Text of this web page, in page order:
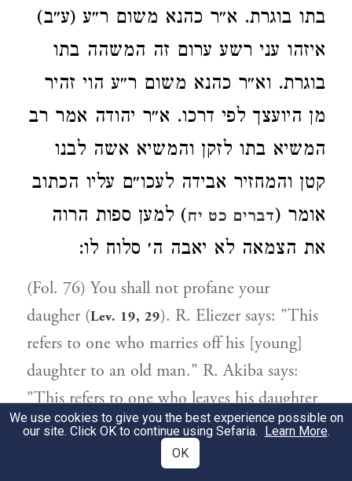
בתו בוגרת. א״ר כהנא משום ר״ע (ע״ב)
איזהו עני רשע ערום זה המשהה בתו
בוגרת. וא״ר כהנא משום ר״ע הוי זהיר
מן היועצך לפי דרכו. א״ר יהודה אמר רב
המשיא בתו לזקן והמשיא אשה לבנו
קטן והמחזיר אבידה לעכו״ם עליו הכתוב
אומר (דברים כט יח) למען ספות הרוה
את הצמאה לא יאבה ה׳ סלוח לו:
(Fol. 76) You shall not profane your
daugher (Lev. 19, 29). R. Eliezer says: "This
refers to one who marries off his [young]
daughter to an old man." R. Akiba says:
"This refers to one who leaves his daughter
unmarried until she enters the age of
womanhood." R. Cahana in the name of R.
We use cookies to give you the best experience possible on
our site. Click OK to continue using Sefaria. Learn More.
OK